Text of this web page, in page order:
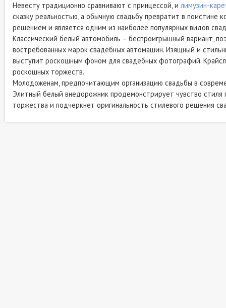
Невесту традиционно сравнивают с принцессой, и лимузин-
сказку реальностью, а обычную свадьбу превратит в
решением и является одним из наиболее популярных видов
Классический белый автомобиль – беспроигрышный вариант,
востребованных марок свадебных автомашин. Изящный и
выступит роскошным фоном для свадебных фотографий.
роскошных торжеств.
Молодоженам, предпочитающим организацию свадьбы в
Элитный белый внедорожник продемонстрирует чувство
торжества и подчеркнет оригинальность стилевого решения